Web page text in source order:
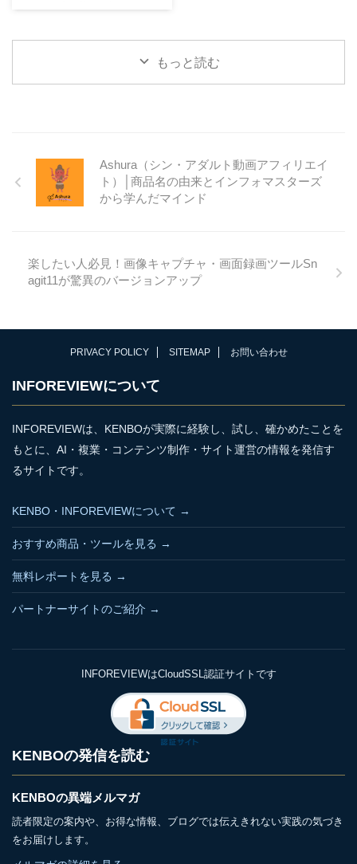
に、ChatGPTの現時点での集
を使った機能です。 HACC販
売ページで説明するには長す
で働けて、嫌な人間関係から
離れられるし自分の力で稼げ
ートで提供開始
Mythos（クロード・ミュト
トスとは米Anthropicが2026年4
月に発表した「Claude Mythos
Preview」が正式名称ですが、
のタイトルは、 Claude
Mythosという衝撃世界が大騒
もっと読む
Ashura（シン・アダルト動画アフィリエイ
ト）│商品名の由来とインフォマスターズ
から学んだマインド
楽したい人必見！画像キャプチャ・画面録画ツールSn
agit11が驚異のバージョンアップ
PRIVACY POLICY SITEMAP お問い合わせ
INFOREVIEWについて
INFOREVIEWは、KENBOが実際に経験し、試し、確かめたことを
もとに、AI・複業・コンテンツ制作・サイト運営の情報を発信す
るサイトです。
KENBO・INFOREVIEWについて →
おすすめ商品・ツールを見る →
無料レポートを見る →
パートナーサイトのご紹介 →
INFOREVIEWはCloudSSL認証サイトです
KENBOの発信を読む
KENBOの異端メルマガ
読者限定の案内や、お得な情報、ブログでは伝えきれない実践の気づき
をお届けします。